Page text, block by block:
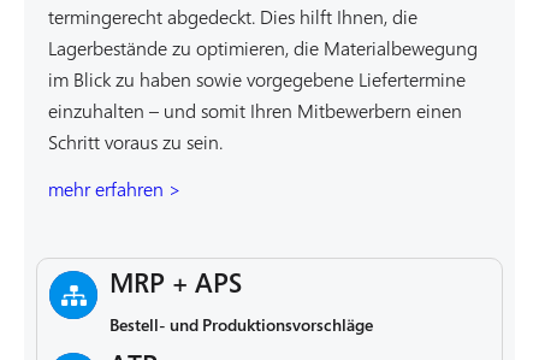
termingerecht abgedeckt. Dies hilft Ihnen, die
Lagerbestände zu optimieren, die Materialbewegung
im Blick zu haben sowie vorgegebene Liefertermine
einzuhalten – und somit Ihren Mitbewerbern einen
Schritt voraus zu sein.
mehr erfahren >
MRP + APS
Bestell- und Produktionsvorschläge